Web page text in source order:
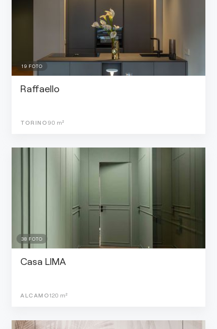
19 FOTO
Raffaello
TORINO 90 m²
38 FOTO
Casa LIMA
ALCAMO120 m²